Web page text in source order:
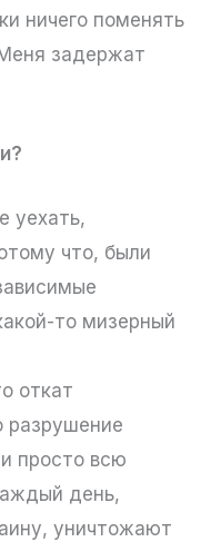
ничего поменять
задержат
уехать,
что, были
то мизерный
откат
разрушение
просто всю
день,
уничтожают